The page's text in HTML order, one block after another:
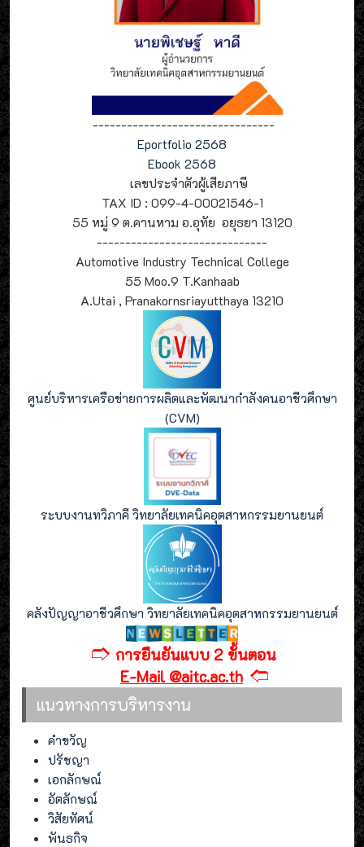
--------------------------------
Eportfolio 2568
Ebook 2568
เลขประจำตัวผู้เสียภาษี
TAX ID : 099-4-00021546-1
55 หมู่ 9 ต.คานหาม อ.อุทัย อยุธยา 13120
------------------------------
Automotive Industry Technical College
55 Moo.9 T.Kanhaab
A.Utai , Pranakornsriayutthaya 13210
ศูนย์บริหารเครือข่ายการผลิตและพัฒนากำลังคนอาชีวศึกษา
(CVM)
ระบบงานทวิภาคี วิทยาลัยเทคนิคอุตสาหกรรมยานยนต์
คลังปัญญาอาชีวศึกษา วิทยาลัยเทคนิคอุตสาหกรรมยานยนต์
🢣 การยืนยันแบบ 2 ขั้นตอน
E-Mail @aitc.ac.th 🢢
แนวทางการบริหารงาน
คำขวัญ
ปรัชญา
เอกลักษณ์
อัตลักษณ์
วิสัยทัศน์
พันธกิจ